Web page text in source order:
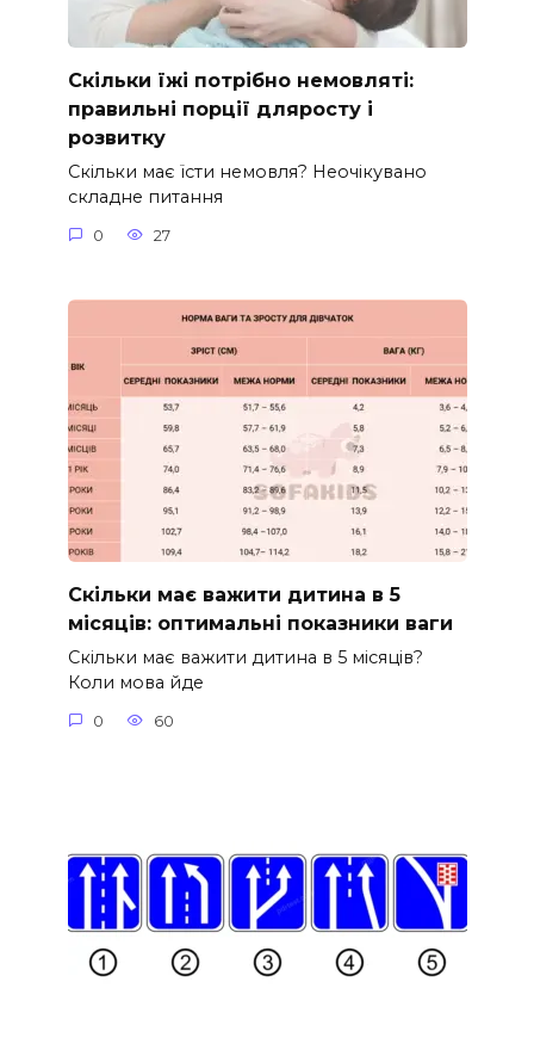
Скільки їжі потрібно немовляті:
правильні порції дляросту і
розвитку
Скільки має їсти немовля? Неочікувано
складне питання
0 27
Скільки має важити дитина в 5
місяців: оптимальні показники ваги
Скільки має важити дитина в 5 місяців?
Коли мова йде
0 60